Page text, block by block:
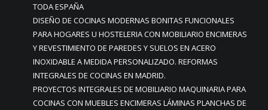
TODA ESPAÑA
DISEÑO DE COCINAS MODERNAS BONITAS FUNCIONALES
PARA HOGARES U HOSTELERIA CON MOBILIARIO ENCIMERAS
Y REVESTIMIENTO DE PAREDES Y SUELOS EN ACERO
INOXIDABLE A MEDIDA PERSONALIZADO. REFORMAS
INTEGRALES DE COCINAS EN MADRID.
PROYECTOS INTEGRALES DE MOBILIARIO MAQUINARIA PARA
COCINAS CON MUEBLES ENCIMERAS LÁMINAS PLANCHAS DE